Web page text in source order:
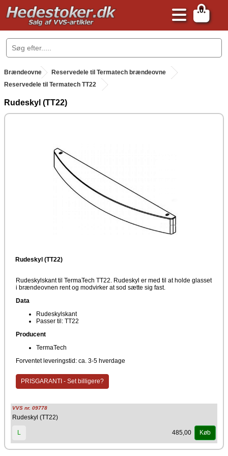
0
.
Brændeovne .
Reservedele til Termatech brændeovne
Reservedele til Termatech TT22
Rudeskyl (TT22)
Rudeskyl (TT22)
Rudeskylskant til TermaTech TT22. Rudeskyl er med til at holde glasset
i brændeovnen rent og modvirker at sod sætte sig fast.
Data
Rudeskylskant
Passer til: TT22
Producent
TermaTech
Forventet leveringstid: ca. 3-5 hverdage
PRISGARANTI - Set billigere?
VVS nr. 09778
Rudeskyl (TT22)
L 485,00 Køb